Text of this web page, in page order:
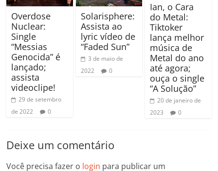
Overdose
Nuclear:
Single
“Messias
Genocida” é
lançado;
assista
videoclipe!
29 de setembro
de 2022
0
Solarisphere:
Assista ao
lyric vídeo de
“Faded Sun”
3 de maio de
2022
0
Ian, o Cara
do Metal:
Tiktoker
lança melhor
música de
Metal do ano
até agora;
ouça o single
“A Solução”
20 de janeiro de
2023
0
Deixe um comentário
Você precisa fazer o login para publicar um